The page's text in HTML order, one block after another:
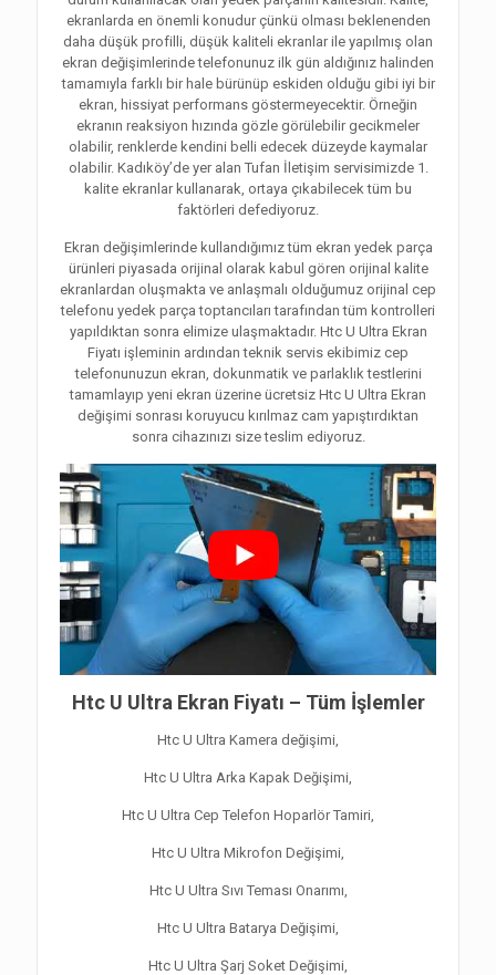
ekranlarda en önemli konudur çünkü olması beklenenden
daha düşük profilli, düşük kaliteli ekranlar ile yapılmış olan
ekran değişimlerinde telefonunuz ilk gün aldığınız halinden
tamamıyla farklı bir hale bürünüp eskiden olduğu gibi iyi bir
ekran, hissiyat performans göstermeyecektir. Örneğin
ekranın reaksiyon hızında gözle görülebilir gecikmeler
olabilir, renklerde kendini belli edecek düzeyde kaymalar
olabilir. Kadıköy’de yer alan Tufan İletişim servisimizde 1.
kalite ekranlar kullanarak, ortaya çıkabilecek tüm bu
faktörleri defediyoruz.
Ekran değişimlerinde kullandığımız tüm ekran yedek parça
ürünleri piyasada orijinal olarak kabul gören orijinal kalite
ekranlardan oluşmakta ve anlaşmalı olduğumuz orijinal cep
telefonu yedek parça toptancıları tarafından tüm kontrolleri
yapıldıktan sonra elimize ulaşmaktadır. Htc U Ultra Ekran
Fiyatı işleminin ardından teknik servis ekibimiz cep
telefonunuzun ekran, dokunmatik ve parlaklık testlerini
tamamlayıp yeni ekran üzerine ücretsiz Htc U Ultra Ekran
değişimi sonrası koruyucu kırılmaz cam yapıştırdıktan
sonra cihazınızı size teslim ediyoruz.
Htc U Ultra Ekran Fiyatı – Tüm İşlemler
Htc U Ultra Kamera değişimi,
Htc U Ultra Arka Kapak Değişimi,
Htc U Ultra Cep Telefon Hoparlör Tamiri,
Htc U Ultra Mikrofon Değişimi,
Htc U Ultra Sıvı Teması Onarımı,
Htc U Ultra Batarya Değişimi,
Htc U Ultra Şarj Soket Değişimi,